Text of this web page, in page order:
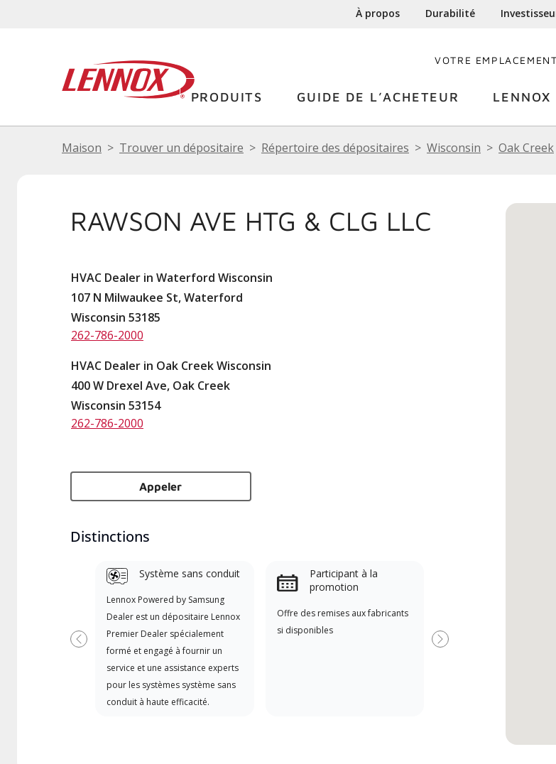
À propos Durabilité
VOTRE
PRODUITS GUIDE DE L’ACHETEUR LENNOX
Maison Trouver un dépositaire Répertoire des dépositaires Wisconsin Oak Creek
RAWSON AVE HTG & CLG LLC
HVAC Dealer in Waterford Wisconsin
107 N Milwaukee St, Waterford
Wisconsin 53185
262-786-2000
HVAC Dealer in Oak Creek Wisconsin
400 W Drexel Ave, Oak Creek
Wisconsin 53154
262-786-2000
Appeler
Distinctions
Système sans conduit
Lennox Powered by Samsung
Dealer est un dépositaire Lennox
Premier Dealer spécialement
formé et engagé à fournir un
service et une assistance experts
pour les systèmes système sans
conduit à haute efficacité.
Participant à la
promotion
Offre des remises aux fabricants
si disponibles
Précédent Suivant